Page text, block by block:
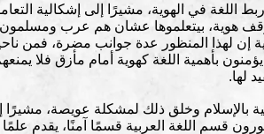
ربط اللغة في الهوية، مشيرًا إلى إشكالية
هوية، بيتعلموها عشان هم عرب ومسلمون
إن لهذا المنظور عدة جوانب مضرة، فمن
بأهمية اللغة كهوية أمام مأزق فلا
لها.
بالإسلام وخلق ذلك لمشكلة عويصة،
قسم اللغة العربية قسمًا آمنًا، يقدم علمًا